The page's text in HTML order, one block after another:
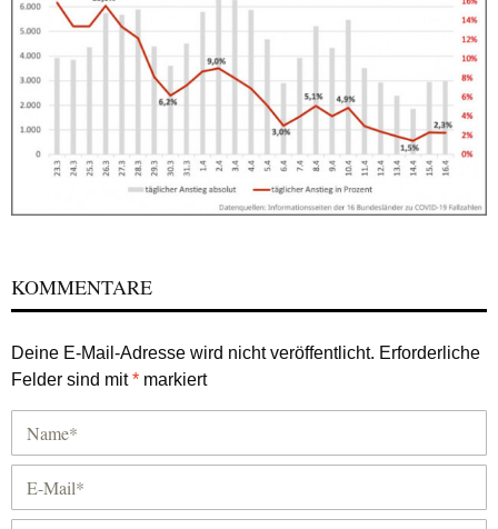
KOMMENTARE
Deine E-Mail-Adresse wird nicht veröffentlicht. Erforderliche
Felder sind mit* markiert